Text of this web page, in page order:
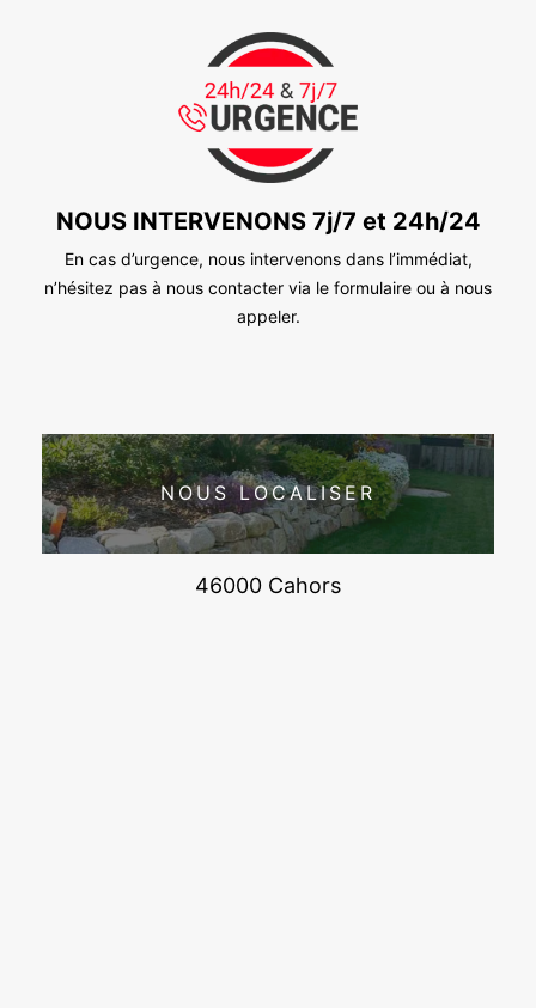
NOUS INTERVENONS 7j/7 et 24h/24
En cas d’urgence, nous intervenons dans l’immédiat,
n’hésitez pas à nous contacter via le formulaire ou à nous
appeler.
NOUS LOCALISER
46000 Cahors